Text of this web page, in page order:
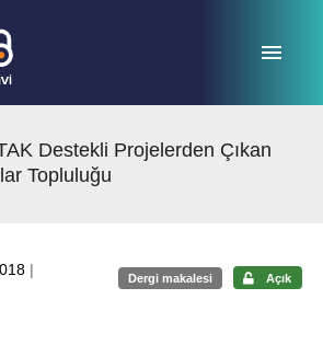
Destekli Projelerden Çıkan
Topluluğu
|
Dergi makalesi Açık